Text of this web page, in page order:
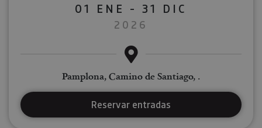
01 ENE - 31 DIC
2026
Pamplona, Camino de Santiago, .
Reservar entradas